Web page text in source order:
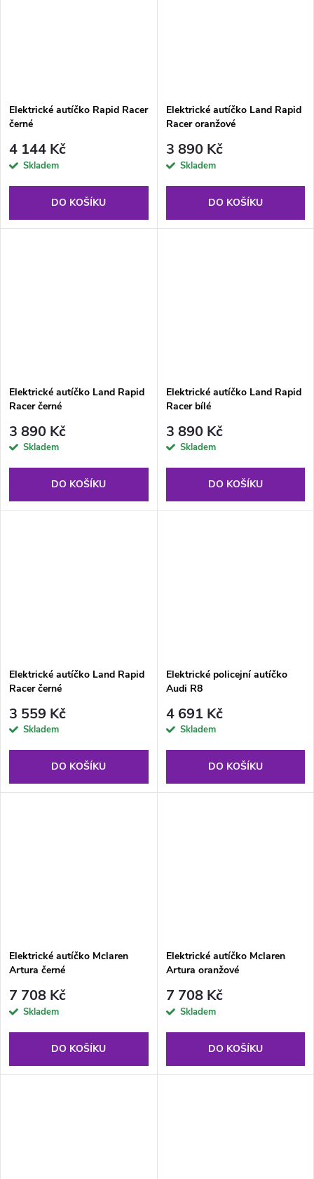
Elektrické autíčko Rapid Racer
černé
4 144 Kč
Skladem
DO KOŠÍKU
Elektrické autíčko Land Rapid
Racer oranžové
3 890 Kč
Skladem
DO KOŠÍKU
Elektrické autíčko Land Rapid
Racer černé
3 890 Kč
Skladem
DO KOŠÍKU
Elektrické autíčko Land Rapid
Racer bílé
3 890 Kč
Skladem
DO KOŠÍKU
Elektrické autíčko Land Rapid
Racer černé
3 559 Kč
Skladem
DO KOŠÍKU
Elektrické policejní autíčko
Audi R8
4 691 Kč
Skladem
DO KOŠÍKU
Elektrické autíčko Mclaren
Artura černé
7 708 Kč
Skladem
DO KOŠÍKU
Elektrické autíčko Mclaren
Artura oranžové
7 708 Kč
Skladem
DO KOŠÍKU